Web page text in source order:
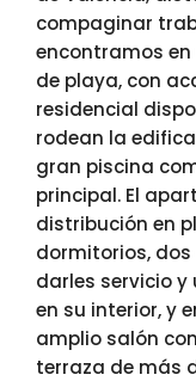
compaginar
encontramos
de playa, con
residencial
rodean la
gran piscina
principal. El
distribución en
dormitorios, dos
darles servicio
en su interior, y
amplio salón
terraza de más